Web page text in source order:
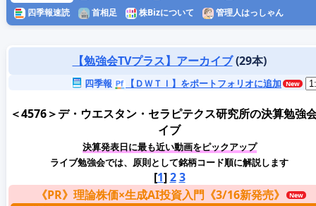
四季報速読
首相足 株Bizについて 管理人はっしゃん
【勉強会TVプラス】アーカイブ(29本)
四季報 【ＤＷＴＩ】をポートフォリオに追加
＜4576＞デ・ウエスタン・セラピテクス研究所の決算勉強
イブ
決算発表日に最も近い動画をピックアップ
ライブ勉強会では、原則として銘柄コード順に解説します
[1]2 3
《PR》理論株価×生成AI投資入門《3/16新発売》